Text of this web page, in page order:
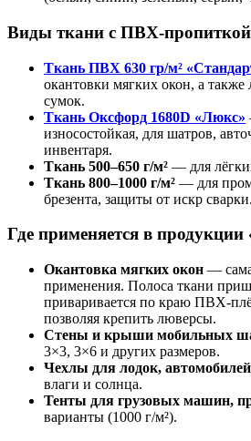
Виды ткани с ПВХ-пропиткой
Ткань ПВХ 630 гр/м²
окантовки мягких окон, а также
сумок.
Ткань Оксфорд 1680D «Люкс»
износостойкая, для шатров,
инвентаря.
Ткань 500–650 г/м² — для
Ткань 800–1000 г/м² — для
брезента, защиты от искр сварки.
Где применяется в
Окантовка мягких окон —
применения. Полоса ткани
приваривается по краю ПВХ-
позволяя крепить люверсы.
Стены и крыши мобильных
3×3, 3×6 и других размеров.
Чехлы для лодок,
влаги и солнца.
Тенты для грузовых машин,
варианты (1000 г/м²).